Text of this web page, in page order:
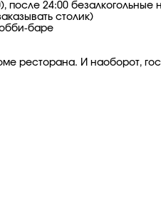
после 24:00 безалкогольные
столик)
баре
ресторана. И наоборот,